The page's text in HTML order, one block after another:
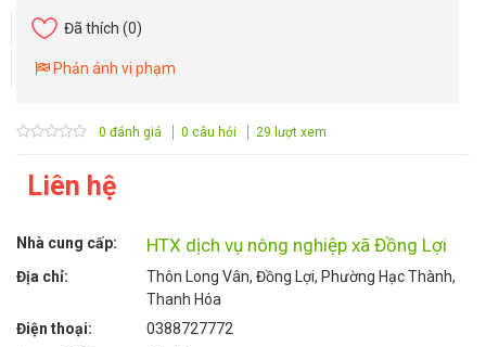
Đã thích (0)
Phản ánh vi phạm
0 đánh giá 0 câu hỏi 29 lượt xem
Liên hệ
Nhà cung cấp: HTX dịch vụ nông nghiệp xã Đồng Lợi
Địa chỉ:
Thôn Long Vân, Đồng Lợi, Phường Hạc Thành,
Thanh Hóa
Điện thoại:
0388727772